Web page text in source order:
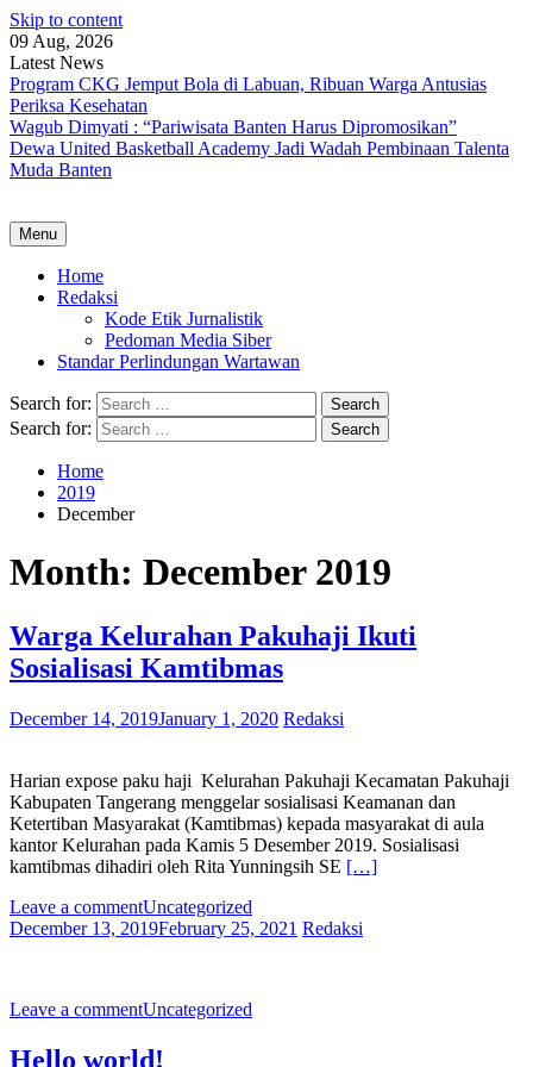
Skip to content
09 Aug, 2026
Latest News
Program CKG Jemput Bola di Labuan, Ribuan Warga Antusias
Periksa Kesehatan
Wagub Dimyati : “Pariwisata Banten Harus Dipromosikan”
Dewa United Basketball Academy Jadi Wadah Pembinaan Talenta
Muda Banten
Menu
Home
Redaksi
Kode Etik Jurnalistik
Pedoman Media Siber
Standar Perlindungan Wartawan
Search for:
Search for:
Home
2019
December
Month: December 2019
Warga Kelurahan Pakuhaji Ikuti
Sosialisasi Kamtibmas
December 14, 2019January 1, 2020 Redaksi
Harian expose paku haji Kelurahan Pakuhaji Kecamatan Pakuhaji
Kabupaten Tangerang menggelar sosialisasi Keamanan dan
Ketertiban Masyarakat (Kamtibmas) kepada masyarakat di aula
kantor Kelurahan pada Kamis 5 Desember 2019. Sosialisasi
kamtibmas dihadiri oleh Rita Yunningsih SE […]
Leave a commentUncategorized
December 13, 2019February 25, 2021 Redaksi
Leave a commentUncategorized
Hello world!